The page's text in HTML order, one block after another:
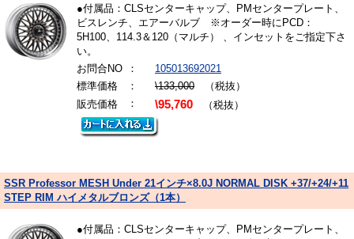
●付属品：CLSセンターキャップ、PMセンタープレート、
ビスレンチ、エアーバルブ ※オーダー時にPCD：
5H100、114.3＆120（マルチ） 、インセットをご指定下さ
い。
お問合NO
：
105013692021
標準価格
： \133,000 （税抜）
販売価格
： \95,760 （税抜）
SSR Professor MESH Under 21インチ×8.0J NORMAL DISK +37/+24/+11
STEP RIM ハイメタルブロンズ（1本）
●付属品：CLSセンターキャップ、PMセンタープレート、